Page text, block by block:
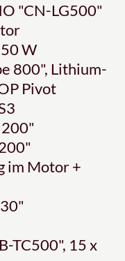
"CN-LG500"
W
800", Lithium-
Pivot
im Motor +
TC500", 15 x